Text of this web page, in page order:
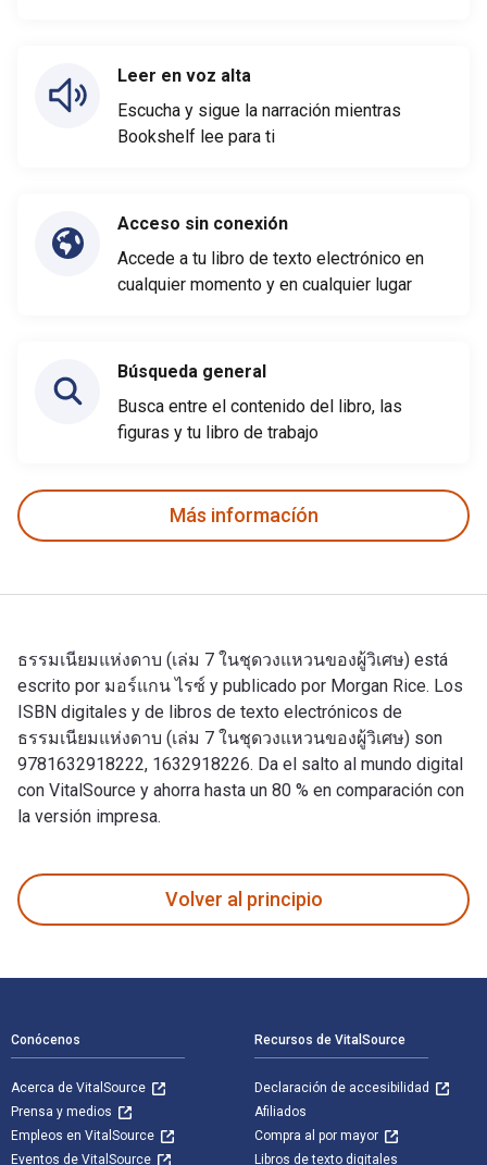
Leer en voz alta
Escucha y sigue la narración mientras
Bookshelf lee para ti
Acceso sin conexión
Accede a tu libro de texto electrónico en
cualquier momento y en cualquier lugar
Búsqueda general
Busca entre el contenido del libro, las
figuras y tu libro de trabajo
Más informacíón
ธรรมเนียมแห่งดาบ (เล่ม 7 ในชุดวงแหวนของผู้วิเศษ) está
escrito por มอร์แกน ไรซ์ y publicado por Morgan Rice. Los
ISBN digitales y de libros de texto electrónicos de
ธรรมเนียมแห่งดาบ (เล่ม 7 ในชุดวงแหวนของผู้วิเศษ) son
9781632918222, 1632918226. Da el salto al mundo digital
con VitalSource y ahorra hasta un 80 % en comparación con
la versión impresa.
Volver al principio
Conócenos
Acerca de VitalSource
Prensa y medios
Empleos en VitalSource
Eventos de VitalSource
Recursos de VitalSource
Declaración de accesibilidad
Afiliados
Compra al por mayor
Libros de texto digitales